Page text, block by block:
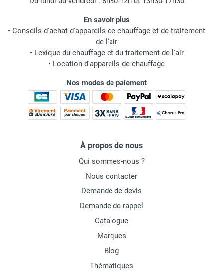
En savoir plus
• Conseils d'achat d'appareils de chauffage et de traitement
de l'air
• Lexique du chauffage et du traitement de l'air
• Location d'appareils de chauffage
Nos modes de paiement
À propos de nous
Qui sommes-nous ?
Nous contacter
Demande de devis
Demande de rappel
Catalogue
Marques
Blog
Thématiques